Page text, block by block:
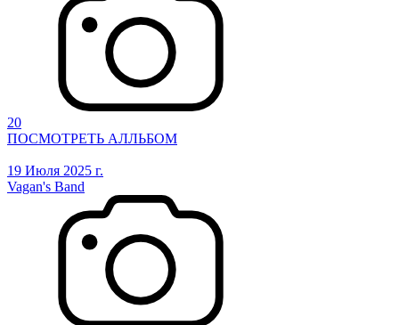
20
ПОСМОТРЕТЬ АЛЛЬБОМ
19 Июля 2025 г.
Vagan's Band